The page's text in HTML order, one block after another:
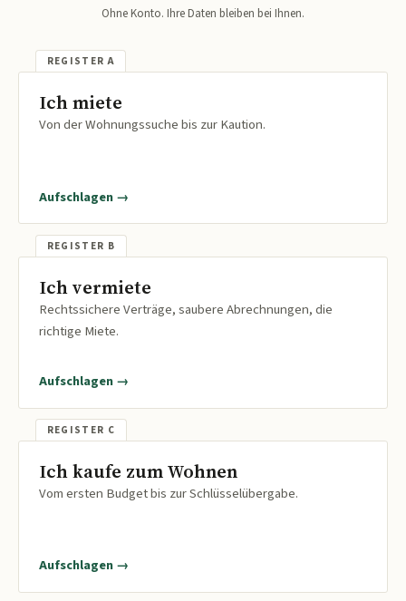
Ohne Konto. Ihre Daten bleiben bei Ihnen.
Ich miete
Von der Wohnungssuche bis zur Kaution.
Aufschlagen →
Ich vermiete
Rechtssichere Verträge, saubere Abrechnungen, die
richtige Miete.
Aufschlagen →
Ich kaufe zum Wohnen
Vom ersten Budget bis zur Schlüsselübergabe.
Aufschlagen →